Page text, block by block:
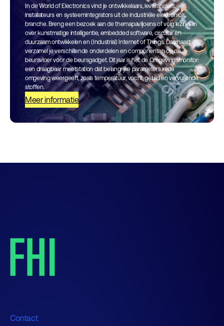
In de World of Electronics vind je ontwikkelaars, leveranciers,
installateurs en systeemintegrators uit de industriële elektronica
branche. Breng een bezoek aan de themapaviljoens of volg lezingen
over kunstmatige intelligentie, embedded software, circulair en
duurzaam ontwikkelen en (Industrial) Internet of Things. Daarnaast
verzamel je verschillende onderdelen en componenten op de
beursvloer voor de beursgadget. Dit jaar is het de Omgevingsmonitor:
een draagbaar meetstation dat belangrijke parameters in de
omgeving weergeeft, zoals temperatuur, vocht, geluid en vervuilende
stoffen.
Meer informatie
Contact